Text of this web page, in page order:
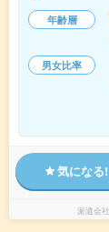
年齢層
男女比率
気になる!
派遣会社